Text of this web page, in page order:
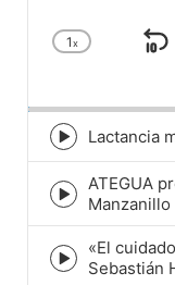
Change
1x
Episode
play
icon
Lactancia
Episode
play
icon
ATEGUA
Manzanillo
Episode
«El
Sebastián